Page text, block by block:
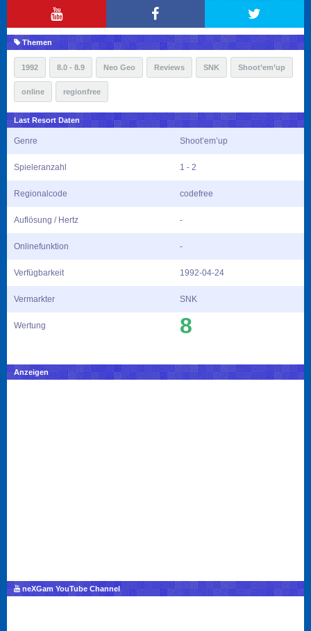
Themen
1992 8.0 - 8.9 Neo Geo Reviews SNK Shoot’em’up
online regionfree
Last Resort Daten
Genre Shoot’em’up
Spieleranzahl 1 - 2
Regionalcode codefree
Auflösung / Hertz -
Onlinefunktion -
Verfügbarkeit 1992-04-24
Vermarkter SNK
Wertung 8
Anzeigen
neXGam YouTube Channel